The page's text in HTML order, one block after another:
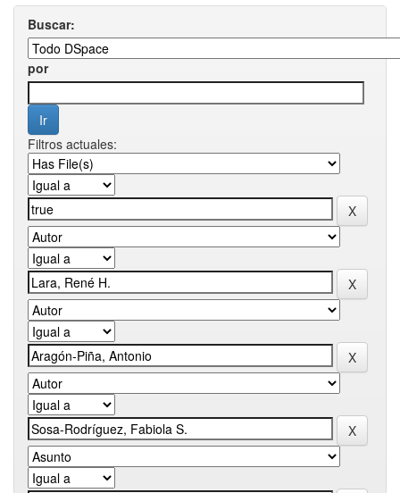
Buscar:
por
Filtros actuales: